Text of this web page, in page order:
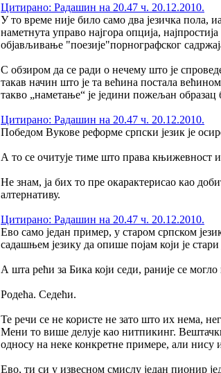
Цитирано: Радашин на 20.47 ч. 20.12.2010.
У то време није било само два језичка пола,
наметнута управо најгора опција,
објављивање "поезије"порнографског
С обзиром да се ради о нечему што је
такав начин што је та већина постала
такво „наметање“ је једини пожељан
Цитирано: Радашин на 20.47 ч. 20.12.2010.
Победом Вукове реформе српски језик је
А то се очитује тиме што права књижевност и
Не знам, ја бих то пре окарактерисао као
алтернативу.
Цитирано: Радашин на 20.47 ч. 20.12.2010.
Ево само један пример, у старом српском
садашњем језику да опише појам који је стари
А шта рећи за Бика који седи, раније се
Родећа. Седећи.
Те речи се не користе не зато што их нема,
Мени то више делује као нитпикинг.
односу на неке конкретне примере, али
Ево, ти си у извесном смислу један пионир